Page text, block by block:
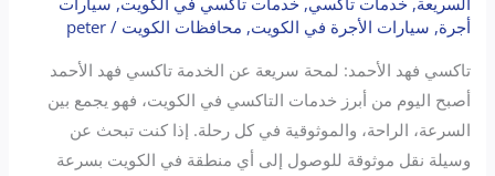
أجرة, سيارات الأجرة في الكويت, محافظات الكويت /
peter
تاكسي فهد الأحمد: لمحة سريعة عن الخدمة تاكسي فهد الأحمد
أصبح اليوم من أبرز خدمات التاكسي في الكويت، فهو يجمع بين
السرعة، الراحة، والموثوقية في كل رحلة. إذا كنت تبحث عن
وسيلة نقل موثوقة للوصول إلى أي منطقة في الكويت بسرعة